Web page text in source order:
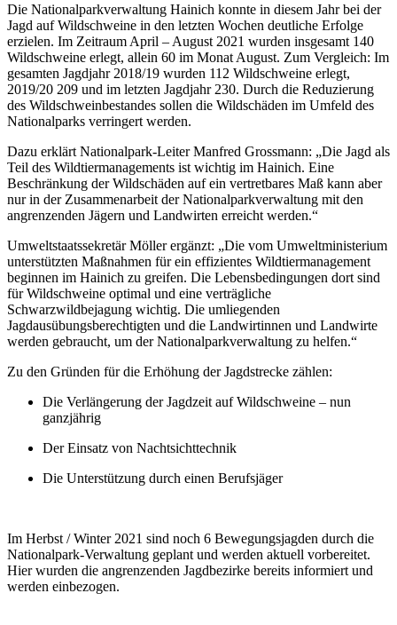
Die Nationalparkverwaltung Hainich konnte in diesem Jahr bei der
Jagd auf Wildschweine in den letzten Wochen deutliche Erfolge
erzielen. Im Zeitraum April – August 2021 wurden insgesamt 140
Wildschweine erlegt, allein 60 im Monat August. Zum Vergleich: Im
gesamten Jagdjahr 2018/19 wurden 112 Wildschweine erlegt,
2019/20 209 und im letzten Jagdjahr 230. Durch die Reduzierung
des Wildschweinbestandes sollen die Wildschäden im Umfeld des
Nationalparks verringert werden.
Dazu erklärt Nationalpark-Leiter Manfred Grossmann: „Die Jagd als
Teil des Wildtiermanagements ist wichtig im Hainich. Eine
Beschränkung der Wildschäden auf ein vertretbares Maß kann aber
nur in der Zusammenarbeit der Nationalparkverwaltung mit den
angrenzenden Jägern und Landwirten erreicht werden.“
Umweltstaatssekretär Möller ergänzt: „Die vom Umweltministerium
unterstützten Maßnahmen für ein effizientes Wildtiermanagement
beginnen im Hainich zu greifen. Die Lebensbedingungen dort sind
für Wildschweine optimal und eine verträgliche
Schwarzwildbejagung wichtig. Die umliegenden
Jagdausübungsberechtigten und die Landwirtinnen und Landwirte
werden gebraucht, um der Nationalparkverwaltung zu helfen.“
Zu den Gründen für die Erhöhung der Jagdstrecke zählen:
Die Verlängerung der Jagdzeit auf Wildschweine – nun
ganzjährig
Der Einsatz von Nachtsichttechnik
Die Unterstützung durch einen Berufsjäger
Im Herbst / Winter 2021 sind noch 6 Bewegungsjagden durch die
Nationalpark-Verwaltung geplant und werden aktuell vorbereitet.
Hier wurden die angrenzenden Jagdbezirke bereits informiert und
werden einbezogen.